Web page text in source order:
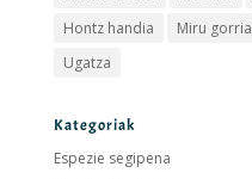
Hontz handia
Miru gorria
Ugatza
Kategoriak
Espezie segipena